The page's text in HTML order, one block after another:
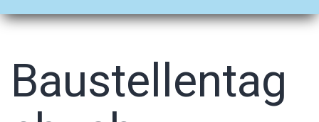
Baustellentag